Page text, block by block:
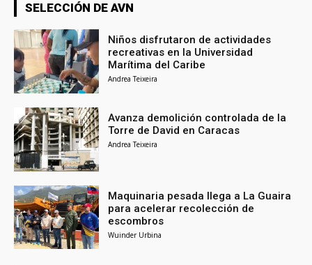
SELECCIÓN DE AVN
Niños disfrutaron de actividades
recreativas en la Universidad
Marítima del Caribe
Andrea Teixeira
Avanza demolición controlada de la
Torre de David en Caracas
Andrea Teixeira
Maquinaria pesada llega a La Guaira
para acelerar recolección de
escombros
Wuinder Urbina